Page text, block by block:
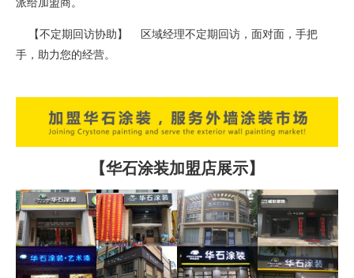
派给加盟商。
【不定期回访协助】 区域经理不定期回访，面对面，手把
手，助力您的经营。
【华石涂装加盟店展示】